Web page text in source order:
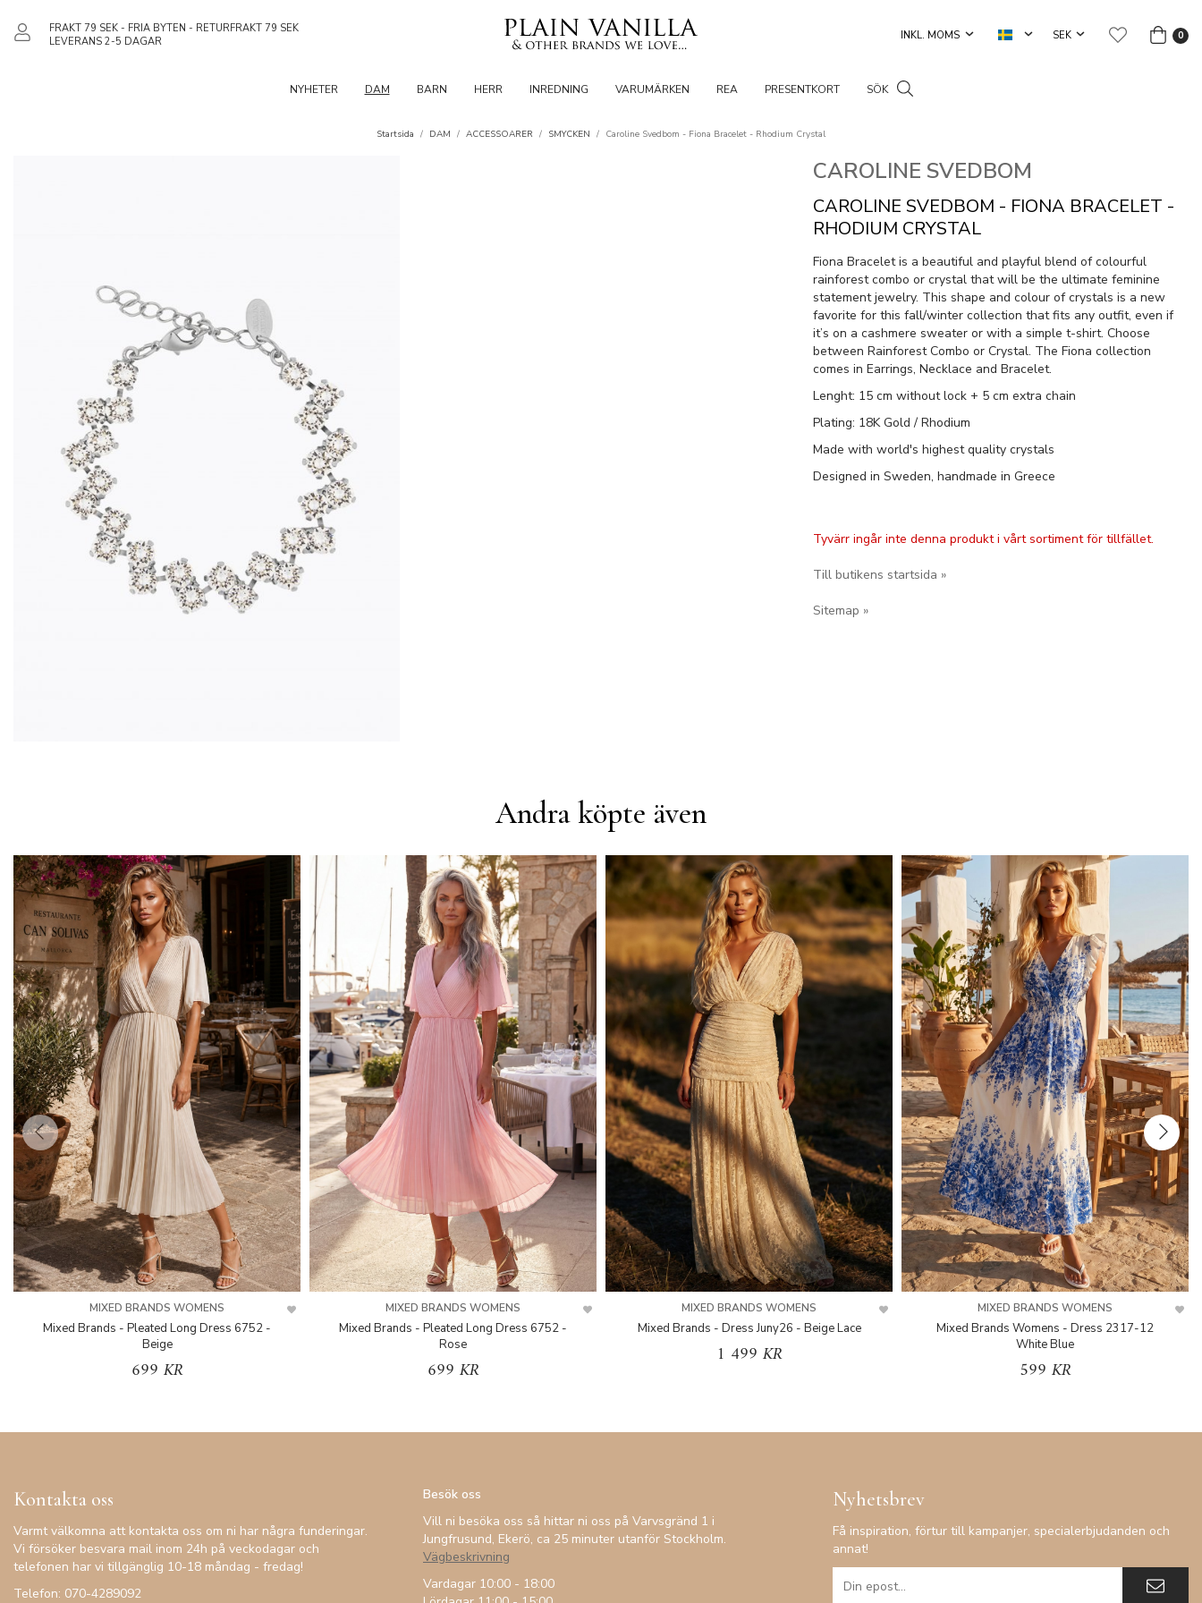
FRAKT 79 SEK - FRIA BYTEN - RETURFRAKT 79 SEK
LEVERANS 2-5 DAGAR
0
NYHETER DAM BARN HERR INREDNING VARUMÄRKEN REA PRESENTKORT SÖK
Startsida / DAM / ACCESSOARER / SMYCKEN / Caroline Svedbom - Fiona Bracelet - Rhodium Crystal
CAROLINE SVEDBOM
CAROLINE SVEDBOM - FIONA BRACELET -
RHODIUM CRYSTAL
Fiona Bracelet is a beautiful and playful blend of colourful
rainforest combo or crystal that will be the ultimate feminine
statement jewelry. This shape and colour of crystals is a new
favorite for this fall/winter collection that fits any outfit, even if
it’s on a cashmere sweater or with a simple t-shirt. Choose
between Rainforest Combo or Crystal. The Fiona collection
comes in Earrings, Necklace and Bracelet.
Lenght: 15 cm without lock + 5 cm extra chain
Plating: 18K Gold / Rhodium
Made with world's highest quality crystals
Designed in Sweden, handmade in Greece
Tyvärr ingår inte denna produkt i vårt sortiment för tillfället.
Till butikens startsida »
Sitemap »
Andra köpte även
MIXED BRANDS WOMENS
Mixed Brands - Pleated Long Dress 6752 -
Beige
699 KR
MIXED BRANDS WOMENS
Mixed Brands - Pleated Long Dress 6752 -
Rose
699 KR
MIXED BRANDS WOMENS
Mixed Brands - Dress Juny26 - Beige Lace
1 499 KR
MIXED BRANDS WOMENS
Mixed Brands Womens - Dress 2317-12
White Blue
599 KR
Kontakta oss
Varmt välkomna att kontakta oss om ni har några funderingar.
Vi försöker besvara mail inom 24h på veckodagar och
telefonen har vi tillgänglig 10-18 måndag - fredag!
Telefon: 070-4289092
Besök oss
Vill ni besöka oss så hittar ni oss på Varvsgränd 1 i
Jungfrusund, Ekerö, ca 25 minuter utanför Stockholm.
Vägbeskrivning
Vardagar 10:00 - 18:00
Nyhetsbrev
Få inspiration, förtur till kampanjer, specialerbjudanden och
annat!